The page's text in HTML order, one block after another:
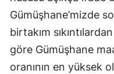
Gümüşhane’mizde
birtakım
göre Gümüşhane
oranının en yüksek